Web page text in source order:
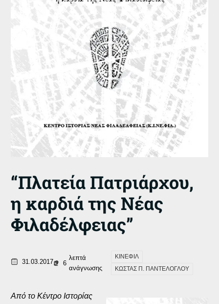
“Πλατεία Πατριάρχου,
η καρδιά της Νέας
Φιλαδέλφειας”
31.03.2017 6
λεπτά
ανάγνωσης
ΚΙΝΕΦΙΛ
ΚΩΣΤΑΣ Π. ΠΑΝΤΕΛΟΓΛΟΥ
Από το Κέντρο Ιστορίας